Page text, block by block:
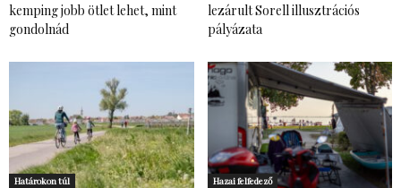
kemping jobb ötlet lehet, mint
gondolnád
lezárult Sorell illusztrációs
pályázata
Határokon túl Hazai felfedező